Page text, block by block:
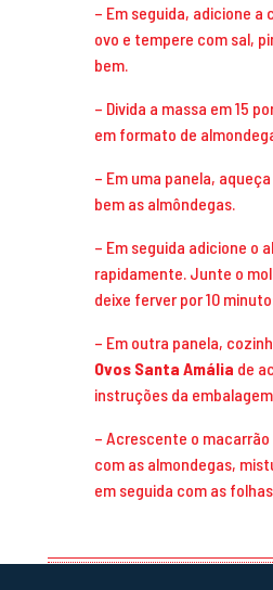
– Em seguida, adicione a
ovo e tempere com sal,
bem.
– Divida a massa em 15
em formato de
– Em uma panela,
bem as almôndegas.
– Em seguida adicione o
rapidamente. Junte o
deixe ferver por 10
– Em outra panela,
Ovos Santa Amália de
instruções da
– Acrescente o
com as almondegas,
em seguida com as